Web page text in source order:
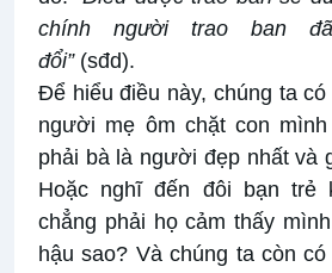
chính người trao ban
đổi”(sđd).
Để hiểu điều này, chúng ta
người mẹ ôm chặt con
phải bà là người đẹp nhất và
Hoặc nghĩ đến đôi bạn trẻ
chẳng phải họ cảm thấy
hậu sao? Và chúng ta còn